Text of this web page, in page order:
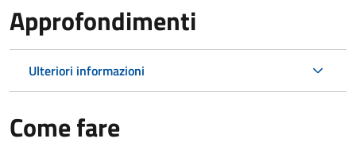
Approfondimenti
Ulteriori informazioni
Come fare